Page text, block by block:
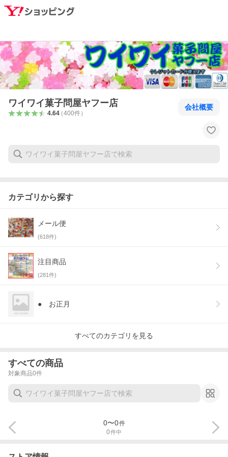
ワイワイ菓子問屋ヤフー店
4.64（400件）
会社概要
カテゴリから探す
メール便
(618件)
注目商品
(281件)
● お正月
すべてのカテゴリを見る
すべての商品
対象商品0件
0件中
0〜0件